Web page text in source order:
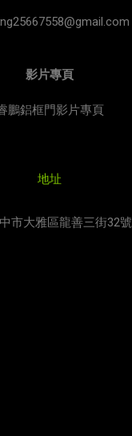
影片專頁
鵬鋁框門影片專頁
地址
市大雅區龍善三街32號